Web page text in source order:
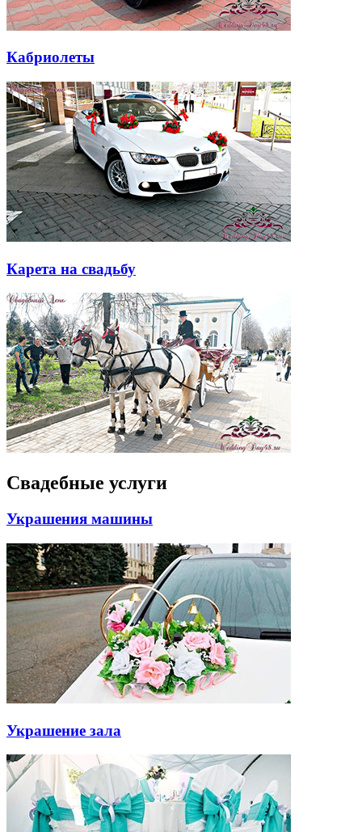
Кабриолеты
Карета на свадьбу
Свадебные услуги
Украшения машины
Украшение зала